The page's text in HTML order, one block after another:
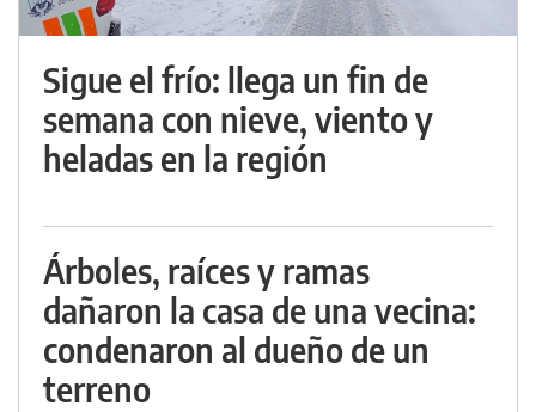
Sigue el frío: llega un fin de
semana con nieve, viento y
heladas en la región
Árboles, raíces y ramas
dañaron la casa de una vecina:
condenaron al dueño de un
terreno